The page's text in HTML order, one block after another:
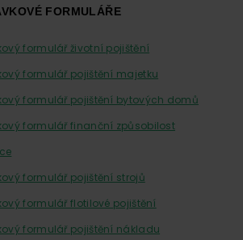
FORMULÁŘE
formulář životní pojištění
formulář pojištění majetku
formulář pojištění bytových domů
formulář finanční způsobilost
formulář pojištění strojů
formulář flotilové pojištění
formulář pojištění nákladu